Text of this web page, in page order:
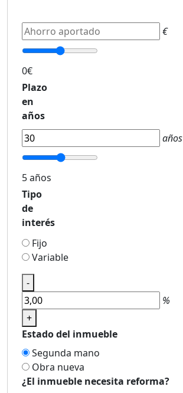
€
0€
Plazo
en
años
años
5 años
Tipo
de
interés
Fijo
Variable
-
%
+
Estado del inmueble
Segunda mano
Obra nueva
¿El inmueble necesita reforma?